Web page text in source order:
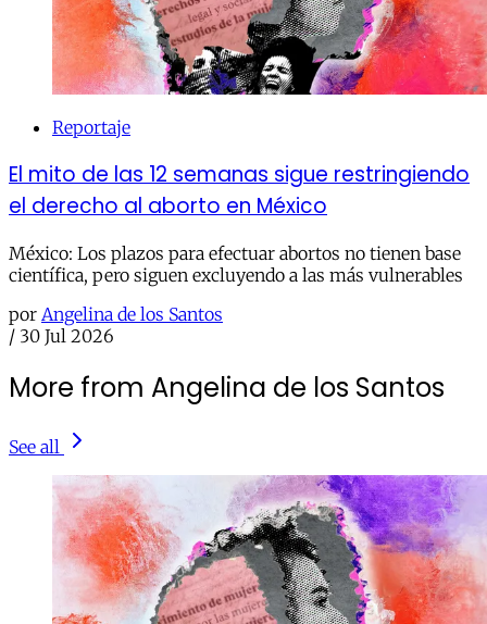
Reportaje
El mito de las 12 semanas sigue restringiendo
el derecho al aborto en México
México: Los plazos para efectuar abortos no tienen base
científica, pero siguen excluyendo a las más vulnerables
por Angelina de los Santos
/ 30 Jul 2026
More from Angelina de los Santos
See all